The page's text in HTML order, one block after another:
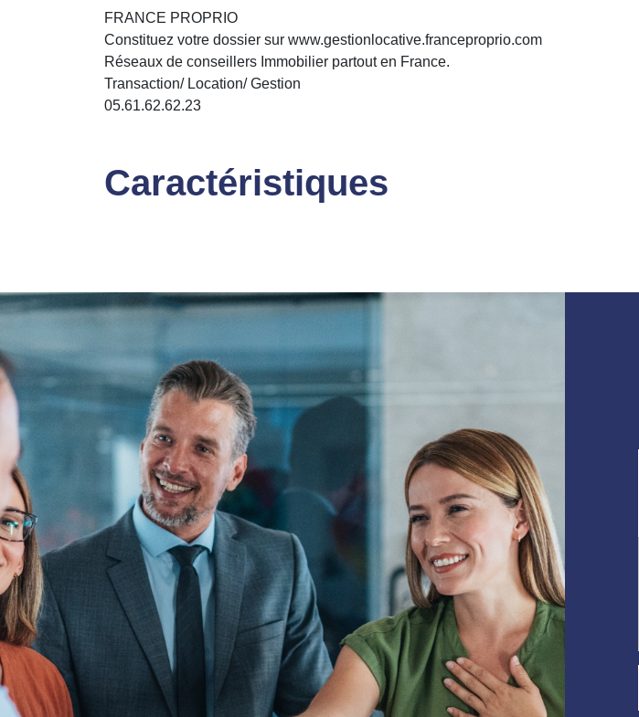
FRANCE PROPRIO
Constituez votre dossier sur www.gestionlocative.franceproprio.com
Réseaux de conseillers Immobilier partout en France.
Transaction/ Location/ Gestion
05.61.62.62.23
Caractéristiques